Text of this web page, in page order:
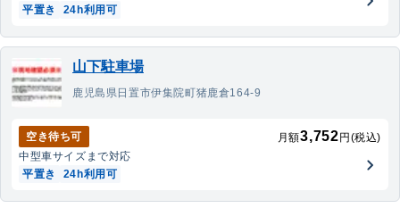
平置き
24h利用可
山下駐車場
鹿児島県日置市伊集院町猪鹿倉164-9
空き待ち可 月額3,752 円(税込)
中型車サイズまで対応
平置き
24h利用可